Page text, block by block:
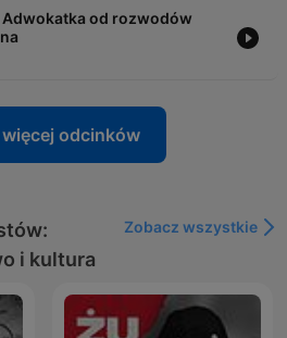
Adwokatka od rozwodów
więcej odcinków
i kultura
Zobacz wszystkie